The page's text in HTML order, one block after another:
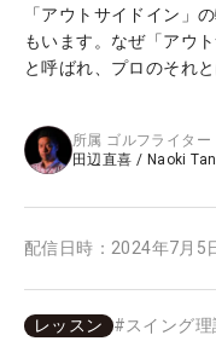
「アウトサイドイン」
もいます。なぜ「アウ
と呼ばれ、プロのそれ
所属 ゴルフライター
田辺直喜 / Naoki
配信日時： 2024年7月5
レッスン #スイング理